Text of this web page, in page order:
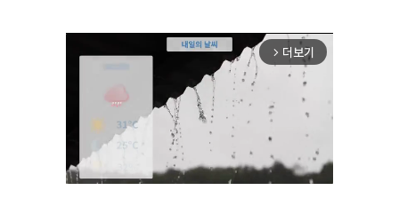
arrow_forward_ios 더보기